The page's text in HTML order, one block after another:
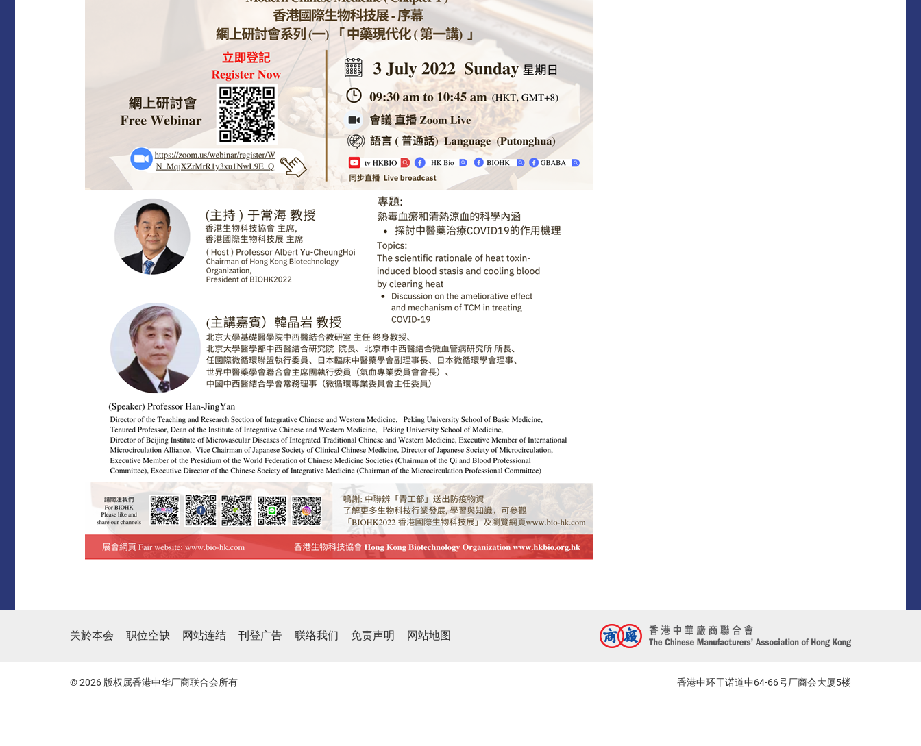
关於本会 职位空缺 网站连结 刊登广告 联络我们 免责声明 网站地图
© 2026 版权属香港中华厂商联合会所有 香港中环干诺道中64-66号厂商会大厦5楼